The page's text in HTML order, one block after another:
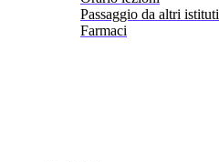
Passaggio da altri istituti
Farmaci